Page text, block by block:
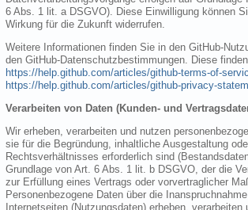
6 Abs. 1 lit. a DSGVO). Diese Einwilligung können
Wirkung für die Zukunft widerrufen.
Weitere Informationen finden Sie in den GitHub-
den GitHub-Datenschutzbestimmungen. Diese
https://help.github.com/articles/github-terms-of-
https://help.github.com/articles/github-privacy-
Verarbeiten von Daten (Kunden- und
Wir erheben, verarbeiten und nutzen
sie für die Begründung, inhaltliche Ausgestaltung
Rechtsverhältnisses erforderlich sind
Grundlage von Art. 6 Abs. 1 lit. b DSGVO, der die
zur Erfüllung eines Vertrags oder vorvertraglicher
Personenbezogene Daten über die
Internetseiten (Nutzungsdaten) erheben, verarbeiten